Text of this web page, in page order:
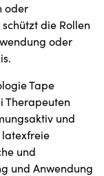
oder
die Rollen
oder
Tape
Therapeuten
und
und
und Anwendung